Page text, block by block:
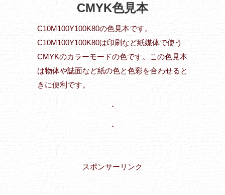
CMYK色見本
C10M100Y100K80の色見本です。
C10M100Y100K80は印刷など紙媒体で使う
CMYKのカラーモードの色です。この色見本
は物体や誌面など紙の色と色彩を合わせると
きに便利です。
・
・
スポンサーリンク